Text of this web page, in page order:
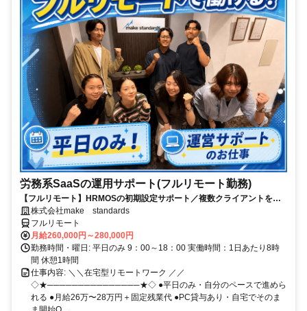
労務系SaaSの運用サポート(フルリモート勤務)
【フルリモート】HRMOSの初期設定サポート／複数クライアントを同
時進行／業務経験無しでもOK
株式会社make standards
フルリモート
月給260,000円～280,000円
勤務時間・曜日: 平日のみ 9：00～18：00 実働時間：1日あたり8時
間 休憩1時間
仕事内容: ＼＼在宅型リモートワーク ／／
◇★───────────────★◇ ●平日のみ・自分のペースで進めら
れる ●月給26万〜28万円＋固定残業代 ●PC貸与あり・自宅でそのま